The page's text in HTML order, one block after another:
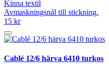
Kinna textil
Avmaskningsnål till stickning.
15 kr
Cablé 12/6 härva 6410 turkos